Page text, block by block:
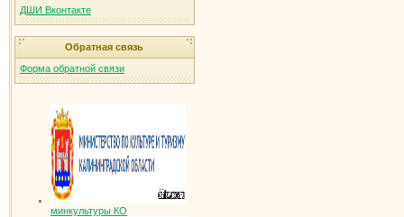
ДШИ Вконтакте
Обратная связь
Форма обратной связи
минкультуры КО